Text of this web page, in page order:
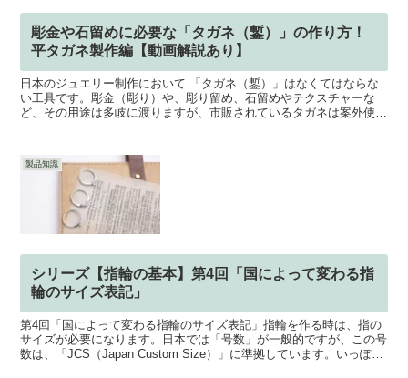
彫金や石留めに必要な「タガネ（鏨）」の作り方！
平タガネ製作編【動画解説あり】
日本のジュエリー制作において 「タガネ（鏨）」はなくてはならな
い工具です。彫金（彫り）や、彫り留め、石留めやテクスチャーな
ど、その用途は多岐に渡りますが、市販されているタガネは案外使い
製品知識
シリーズ【指輪の基本】第4回「国によって変わる指
輪のサイズ表記」
第4回「国によって変わる指輪のサイズ表記」指輪を作る時は、指の
サイズが必要になります。日本では「号数」が一般的ですが、この号
数は、「JCS（Japan Custom Size）」に準拠しています。いっぽ